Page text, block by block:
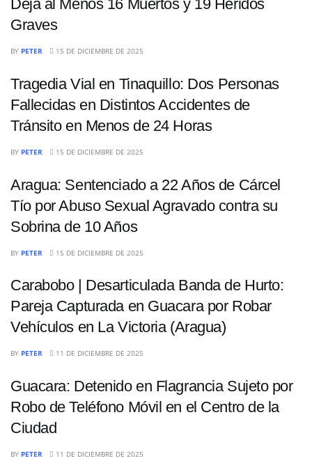
Deja al Menos 16 Muertos y 19 Heridos
Graves
BY PETER 15 DE DICIEMBRE DE 2025
Tragedia Vial en Tinaquillo: Dos Personas
Fallecidas en Distintos Accidentes de
Tránsito en Menos de 24 Horas
BY PETER 15 DE DICIEMBRE DE 2025
Aragua: Sentenciado a 22 Años de Cárcel
Tío por Abuso Sexual Agravado contra su
Sobrina de 10 Años
BY PETER 15 DE DICIEMBRE DE 2025
Carabobo | Desarticulada Banda de Hurto:
Pareja Capturada en Guacara por Robar
Vehículos en La Victoria (Aragua)
BY PETER 11 DE DICIEMBRE DE 2025
Guacara: Detenido en Flagrancia Sujeto por
Robo de Teléfono Móvil en el Centro de la
Ciudad
BY PETER 11 DE DICIEMBRE DE 2025